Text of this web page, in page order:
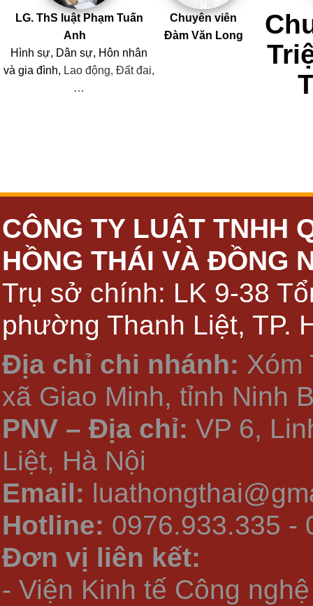
LG. ThS luật Phạm Tuấn
Anh
Hình sự, Dân sự, Hôn nhân
và gia đình, Lao động, Đất đai,
…
Chuyên viên
Đàm Văn Long
CÔNG TY LUẬT TNHH
HỒNG THÁI VÀ ĐỒNG
Trụ sở chính: LK 9-38
phường Thanh Liệt, TP.
Địa chỉ chi nhánh: Xóm
xã Giao Minh, tỉnh Ninh
PNV – Địa chỉ: VP 6,
Liệt, Hà Nội
Email:
Hotline: 0976.933.335 -
Đơn vị liên kết:
- Viện Kinh tế Công